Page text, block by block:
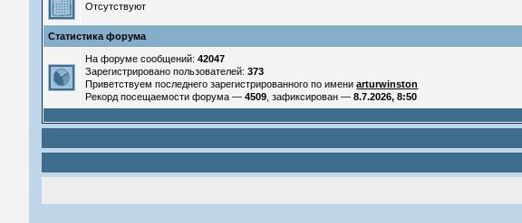
Отсутствуют
Статистика форума
На форуме сообщений:42047
Зарегистрировано пользователей:373
Приветствуем последнего зарегистрированного по имениarturwinston
Рекорд посещаемости форума —4509 , зафиксирован —8.7.2026, 8:50